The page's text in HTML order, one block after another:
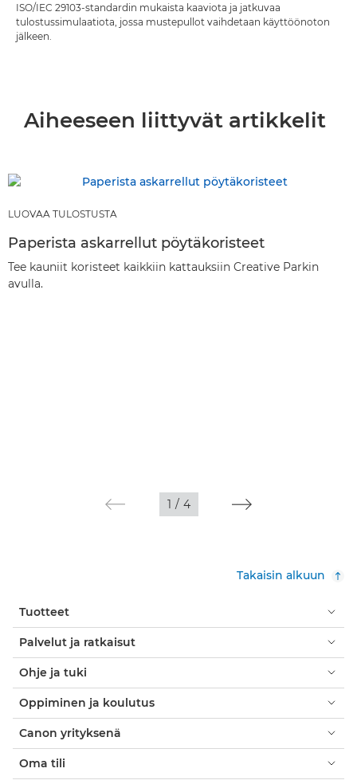
ISO/IEC 29103-standardin mukaista kaaviota ja jatkuvaa
tulostussimulaatiota, jossa mustepullot vaihdetaan käyttöönoton
jälkeen.
Aiheeseen liittyvät artikkelit
LUOVAA TULOSTUSTA
Paperista askarrellut pöytäkoristeet
Tee kauniit koristeet kaikkiin kattauksiin Creative Parkin
avulla.
1 / 4
Takaisin alkuun
Tuotteet
Palvelut ja ratkaisut
Ohje ja tuki
Oppiminen ja koulutus
Canon yrityksenä
Oma tili